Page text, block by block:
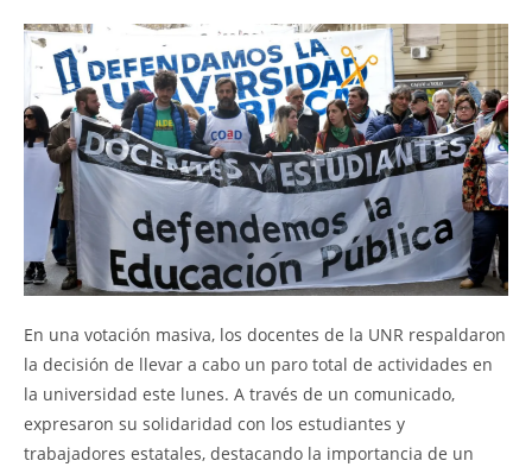
En una votación masiva, los docentes de la UNR respaldaron
la decisión de llevar a cabo un paro total de actividades en
la universidad este lunes. A través de un comunicado,
expresaron su solidaridad con los estudiantes y
trabajadores estatales, destacando la importancia de un